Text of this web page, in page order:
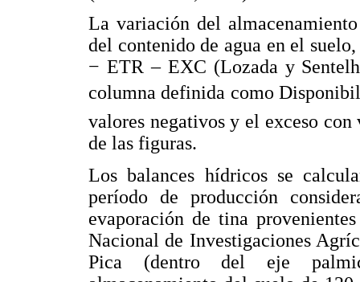
La variación del
del contenido de agua en el
− ETR – EXC (Lozada y
columna definida como
valores negativos y el exceso
de las figuras.
Los balances hídricos se
período de producción
evaporación de tina
Nacional de Investigaciones
Pica (dentro del eje